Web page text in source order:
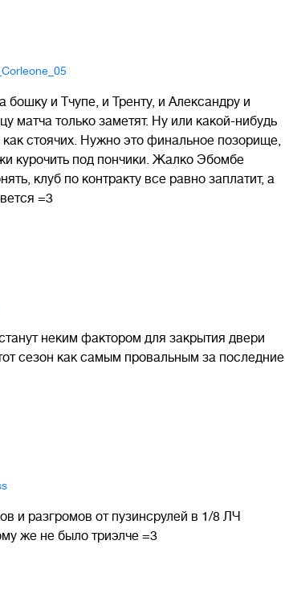
и Тчупе, и Тренту, и Александру и
матча только заметят. Ну или какой-нибудь
стоячих. Нужно это финальное позорище,
курочить под пончики. Жалко Эбомбе
клуб по контракту все равно заплатит, а
=3
неким фактором для закрытия двери
сезон как самым провальным за последние
и разгромов от пузинсрулей в 1/8 ЛЧ
же не было триэлче =3